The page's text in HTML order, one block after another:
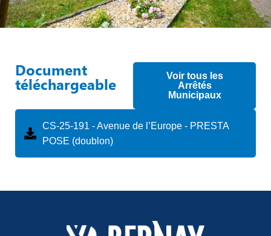
Document
téléchargeable
Voir tous les
Arrêtés
Municipaux
CS-25-191 - Avenue de l’Europe - PRESTA
POSE (doublon)